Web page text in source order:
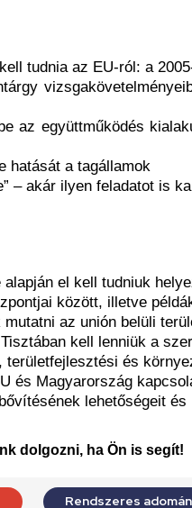
tudnia az EU-ról: a
az együttműködés
hatását a tagállamok
– akár ilyen feladatot is
el kell tudniuk
között, illetve
az unión belüli
kell lenniük a
területfejlesztési és
és Magyarország
lehetőségeit és
dolgozni, ha Ön is segít!